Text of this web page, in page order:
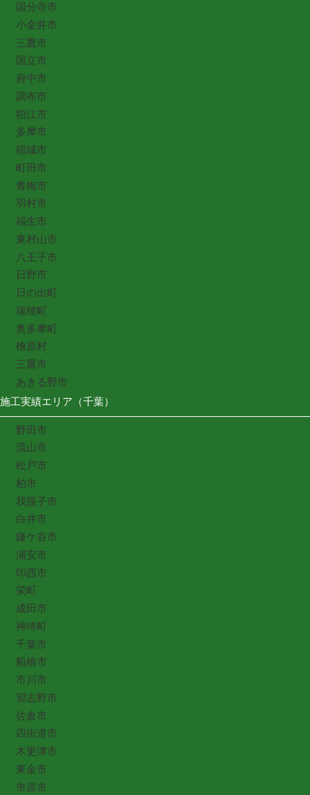
国分寺市
小金井市
三鷹市
国立市
府中市
調布市
狛江市
多摩市
稲城市
町田市
青梅市
羽村市
福生市
東村山市
八王子市
日野市
日の出町
瑞穂町
奥多摩町
檜原村
三鷹市
あきる野市
施工実績エリア（千葉）
野田市
流山市
松戸市
柏市
我孫子市
白井市
鎌ケ谷市
浦安市
印西市
栄町
成田市
神埼町
千葉市
船橋市
市川市
習志野市
佐倉市
四街道市
木更津市
東金市
市原市